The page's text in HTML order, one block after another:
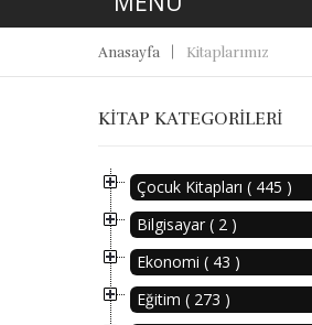
Anasayfa Kitaplarımız
KITAP KATEGORILERI
Çocuk Kitapları ( 445 )
Bilgisayar ( 2 )
Ekonomi ( 43 )
Eğitim ( 273 )